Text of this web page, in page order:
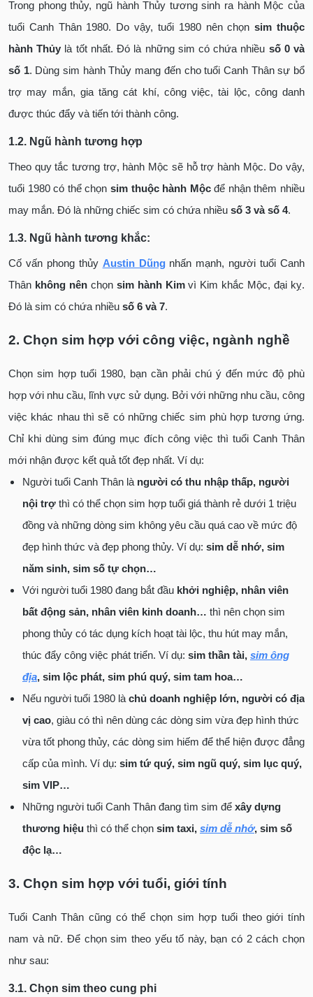
Trong phong thủy, ngũ hành Thủy tương sinh ra hành Mộc của
tuổi Canh Thân 1980. Do vậy, tuổi 1980 nên chọnsim thuộc
hành Thủy là tốt nhất. Đó là những sim có chứa nhiều số 0 và
số 1. Dùng sim hành Thủy mang đến cho tuổi Canh Thân sự bổ
trợ may mắn, gia tăng cát khí, công việc, tài lộc, công danh
được thúc đẩy và tiến tới thành công.
1.2. Ngũ hành tương hợp
Theo quy tắc tương trợ, hành Mộc sẽ hỗ trợ hành Mộc. Do vậy,
tuổi 1980 có thể chọn sim thuộc hành Mộcđể nhận thêm nhiều
may mắn. Đó là những chiếc sim có chứa nhiều số 3 và số 4.
1.3. Ngũ hành tương khắc:
Cố vấn phong thủy Austin Dũngnhấn mạnh, người tuổi Canh
Thân không nênchọn sim hành Kimvì Kim khắc Mộc, đại kỵ.
Đó là sim có chứa nhiều số 6 và 7.
2. Chọn sim hợp với công việc, ngành nghề
Chọn sim hợp tuổi 1980, bạn cần phải chú ý đến mức độ phù
hợp với nhu cầu, lĩnh vực sử dụng. Bởi với những nhu cầu, công
việc khác nhau thì sẽ có những chiếc sim phù hợp tương ứng.
Chỉ khi dùng sim đúng mục đích công việc thì tuổi Canh Thân
mới nhận được kết quả tốt đẹp nhất. Ví dụ:
Người tuổi Canh Thân là người có thu nhập thấp, người
nội trợ thì có thể chọn sim hợp tuổi giá thành rẻ dưới 1 triệu
đồng và những dòng sim không yêu cầu quá cao về mức độ
đẹp hình thức và đẹp phong thủy. Ví dụ: sim dễ nhớ, sim
năm sinh, sim số tự chọn…
Với người tuổi 1980 đang bắt đầu khởi nghiệp, nhân viên
bất động sản, nhân viên kinh doanh… thì nên chọn sim
phong thủy có tác dụng kích hoạt tài lộc, thu hút may mắn,
thúc đẩy công việc phát triển. Ví dụ: sim thần tài, sim ông
địa, sim lộc phát, sim phú quý, sim tam hoa…
Nếu người tuổi 1980 là chủ doanh nghiệp lớn, người có địa
vị cao, giàu có thì nên dùng các dòng sim vừa đẹp hình thức
vừa tốt phong thủy, các dòng sim hiếm để thể hiện được đẳng
cấp của mình. Ví dụ: sim tứ quý, sim ngũ quý, sim lục quý,
sim VIP…
Những người tuổi Canh Thân đang tìm sim để xây dựng
thương hiệu thì có thể chọn sim taxi, sim dễ nhớ, sim số
độc lạ…
3. Chọn sim hợp với tuổi, giới tính
Tuổi Canh Thân cũng có thể chọn sim hợp tuổi theo giới tính
nam và nữ. Để chọn sim theo yếu tố này, bạn có 2 cách chọn
như sau:
3.1. Chọn sim theo cung phi